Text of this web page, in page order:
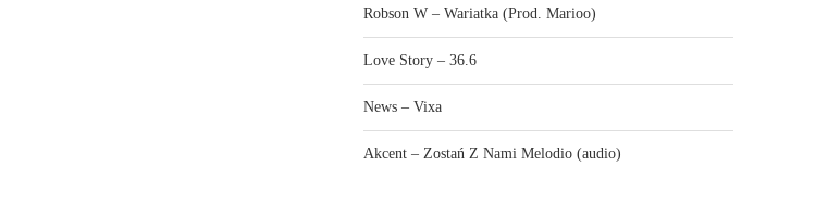
Robson W – Wariatka (Prod. Marioo)
Love Story – 36.6
News – Vixa
Akcent – Zostań Z Nami Melodio (audio)